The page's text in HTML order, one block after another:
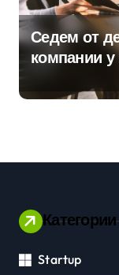
Седем от
компании у
хибридна
Категории
Startup